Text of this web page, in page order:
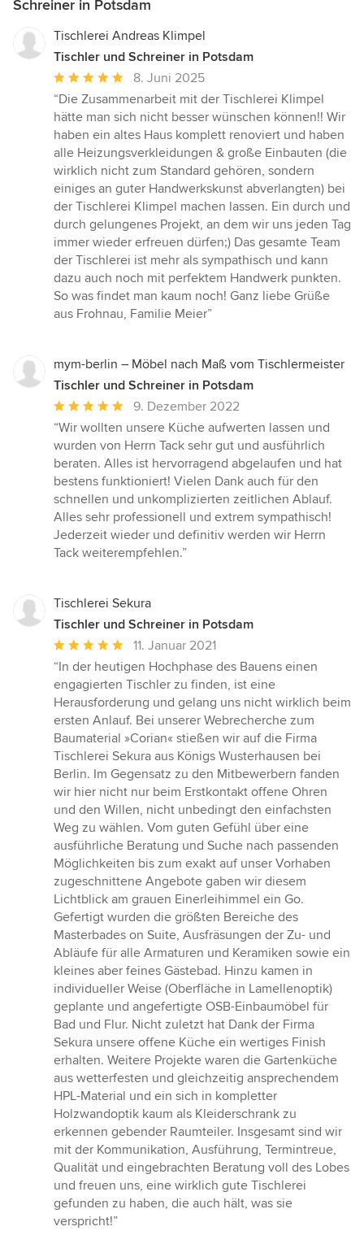
Schreiner in Potsdam
Tischlerei Andreas Klimpel
Tischler und Schreiner in Potsdam
Durchschnittliche
Bewertung:
5
von
5
Sternen
8. Juni 2025
“Die Zusammenarbeit mit der Tischlerei Klimpel
hätte man sich nicht besser wünschen können!! Wir
haben ein altes Haus komplett renoviert und haben
alle Heizungsverkleidungen & große Einbauten (die
wirklich nicht zum Standard gehören, sondern
einiges an guter Handwerkskunst abverlangten) bei
der Tischlerei Klimpel machen lassen. Ein durch und
durch gelungenes Projekt, an dem wir uns jeden Tag
immer wieder erfreuen dürfen;) Das gesamte Team
der Tischlerei ist mehr als sympathisch und kann
dazu auch noch mit perfektem Handwerk punkten.
So was findet man kaum noch! Ganz liebe Grüße
aus Frohnau, Familie Meier”
mym-berlin – Möbel nach Maß vom Tischlermeister
Tischler und Schreiner in Potsdam
Durchschnittliche
Bewertung:
5
von
5
Sternen
9. Dezember 2022
“Wir wollten unsere Küche aufwerten lassen und
wurden von Herrn Tack sehr gut und ausführlich
beraten. Alles ist hervorragend abgelaufen und hat
bestens funktioniert! Vielen Dank auch für den
schnellen und unkomplizierten zeitlichen Ablauf.
Alles sehr professionell und extrem sympathisch!
Jederzeit wieder und definitiv werden wir Herrn
Tack weiterempfehlen.”
Tischlerei Sekura
Tischler und Schreiner in Potsdam
Durchschnittliche
Bewertung:
5
von
5
Sternen
11. Januar 2021
“In der heutigen Hochphase des Bauens einen
engagierten Tischler zu finden, ist eine
Herausforderung und gelang uns nicht wirklich beim
ersten Anlauf. Bei unserer Webrecherche zum
Baumaterial »Corian« stießen wir auf die Firma
Tischlerei Sekura aus Königs Wusterhausen bei
Berlin. Im Gegensatz zu den Mitbewerbern fanden
wir hier nicht nur beim Erstkontakt offene Ohren
und den Willen, nicht unbedingt den einfachsten
Weg zu wählen. Vom guten Gefühl über eine
ausführliche Beratung und Suche nach passenden
Möglichkeiten bis zum exakt auf unser Vorhaben
zugeschnittene Angebote gaben wir diesem
Lichtblick am grauen Einerleihimmel ein Go.
Gefertigt wurden die größten Bereiche des
Masterbades on Suite, Ausfräsungen der Zu- und
Abläufe für alle Armaturen und Keramiken sowie ein
kleines aber feines Gästebad. Hinzu kamen in
individueller Weise (Oberfläche in Lamellenoptik)
geplante und angefertigte OSB-Einbaumöbel für
Bad und Flur. Nicht zuletzt hat Dank der Firma
Sekura unsere offene Küche ein wertiges Finish
erhalten. Weitere Projekte waren die Gartenküche
aus wetterfesten und gleichzeitig ansprechendem
HPL-Material und ein sich in kompletter
Holzwandoptik kaum als Kleiderschrank zu
erkennen gebender Raumteiler. Insgesamt sind wir
mit der Kommunikation, Ausführung, Termintreue,
Qualität und eingebrachten Beratung voll des Lobes
und freuen uns, eine wirklich gute Tischlerei
gefunden zu haben, die auch hält, was sie
verspricht!”